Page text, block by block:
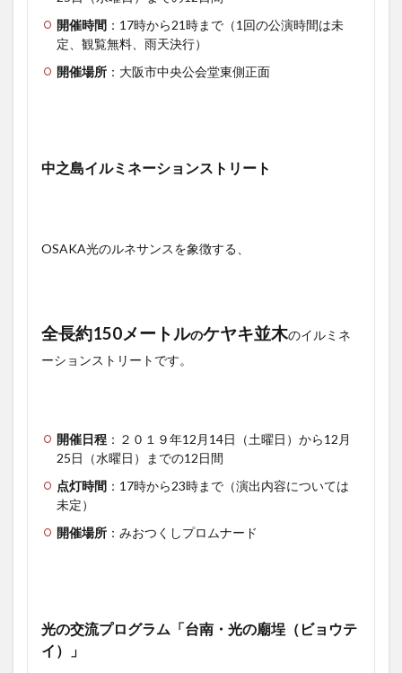
開催時間 ：17時から21時まで（1回の公演時間は未
定、観覧無料、雨天決行）
開催場所 ：大阪市中央公会堂東側正面
中之島イルミネーションストリート
OSAKA光のルネサンスを象徴する、
全長約150メートルのケヤキ並木のイルミネ
ーションストリートです。
開催日程 ：２０１９年12月14日（土曜日）から12月
25日（水曜日）までの12日間
点灯時間 ：17時から23時まで（演出内容については
未定）
開催場所 ：みおつくしプロムナード
光の交流プログラム「台南・光の廟埕（ビョウテ
イ）」